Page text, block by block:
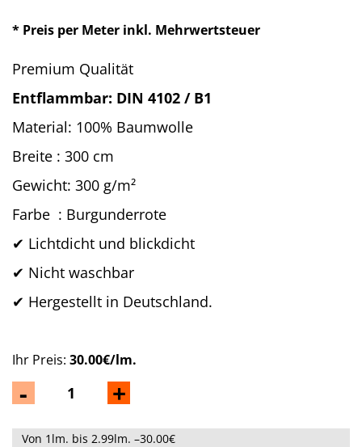
* Preis per Meter inkl. Mehrwertsteuer
Premium Qualität
Entflammbar: DIN 4102 / B1
Material: 100% Baumwolle
Breite : 300 cm
Gewicht: 300 g/m²
Farbe : Burgunderrote
✔ Lichtdicht und blickdicht
✔ Nicht waschbar
✔ Hergestellt in Deutschland.
- +
Ihr Preis: 30.00€/lm.
Von 1lm. bis 2.99lm. –30.00€